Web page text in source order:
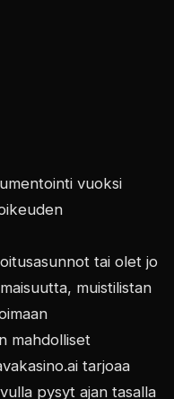
vuoksi
tai olet jo
muistilistan
mahdolliset
tarjoaa
pysyt ajan tasalla